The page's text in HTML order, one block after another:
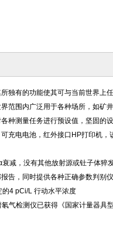
独有的功能使其可与当前世界上
范围内广泛用于各种场所，如矿
种测量任务进行预设值，坚固的
充电电池，红外接口HP打印机
减，没有其他放射源或钍子体
告，同时提供各种正确参数判别
的4 pCi/L 行动水平浓度
气检测仪已获得《国家计量器具